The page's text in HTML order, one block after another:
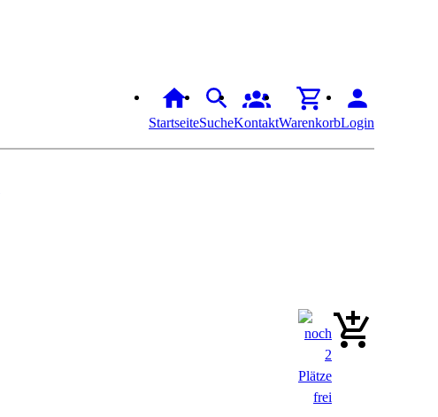
StartseiteSucheKontaktWarenkorbLogin